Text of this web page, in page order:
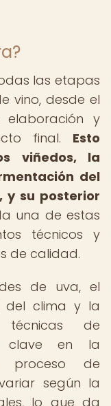
las etapas
vino, desde el
y
final. Esto
viñedos, la
del
y su posterior
una de estas
técnicos y
de calidad.
de uva, el
del clima y la
de
clave en la
proceso de
según la
lo que da